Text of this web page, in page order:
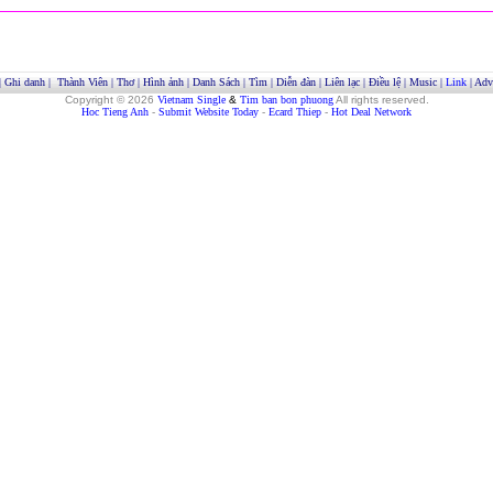
Ghi danh| Thành Viên| Thơ| Hình ảnh| Danh Sách| Tìm | Diễn đàn| Liên lạc| Điều lệ| Music| Link|
Copyright © 2026 Vietnam Single& Tim ban bon phuong All rights reserved.
Hoc Tieng Anh - Submit Website Today - Ecard Thiep - Hot Deal Network